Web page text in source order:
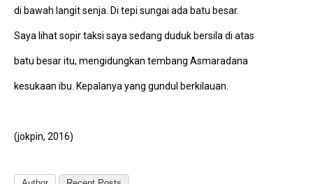
di bawah langit senja. Di tepi sungai ada batu besar.
Saya lihat sopir taksi saya sedang duduk bersila di atas
batu besar itu, mengidungkan tembang Asmaradana
kesukaan ibu. Kepalanya yang gundul berkilauan.
(jokpin, 2016)